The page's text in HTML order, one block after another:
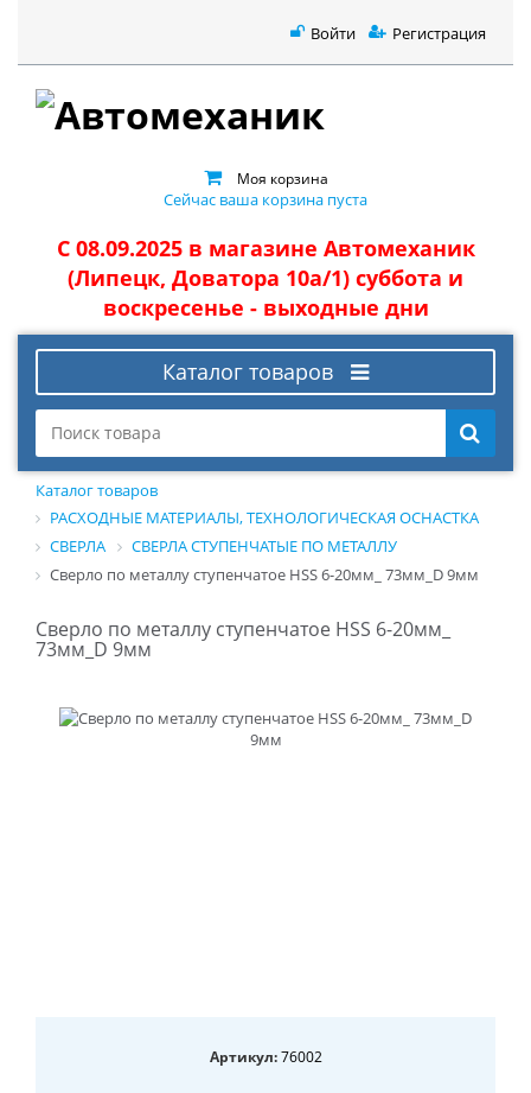
Войти Регистрация
Моя корзина
Сейчас ваша корзина пуста
С 08.09.2025 в магазине Автомеханик
(Липецк, Доватора 10а/1) суббота и
воскресенье - выходные дни
Каталог товаров
Каталог товаров
РАСХОДНЫЕ МАТЕРИАЛЫ, ТЕХНОЛОГИЧЕСКАЯ ОСНАСТКА
СВЕРЛА
СВЕРЛА СТУПЕНЧАТЫЕ ПО МЕТАЛЛУ
Сверло по металлу ступенчатое HSS 6-20мм_ 73мм_D 9мм
Сверло по металлу ступенчатое HSS 6-20мм_
73мм_D 9мм
Артикул:76002